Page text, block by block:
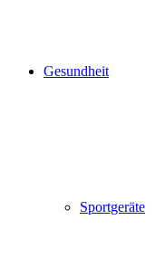
Gesundheit
Sportgeräte